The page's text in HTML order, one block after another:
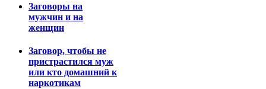
Заговоры на
мужчин и на
женщин
Заговор, чтобы не
пристрастился муж
или кто домашний к
наркотикам